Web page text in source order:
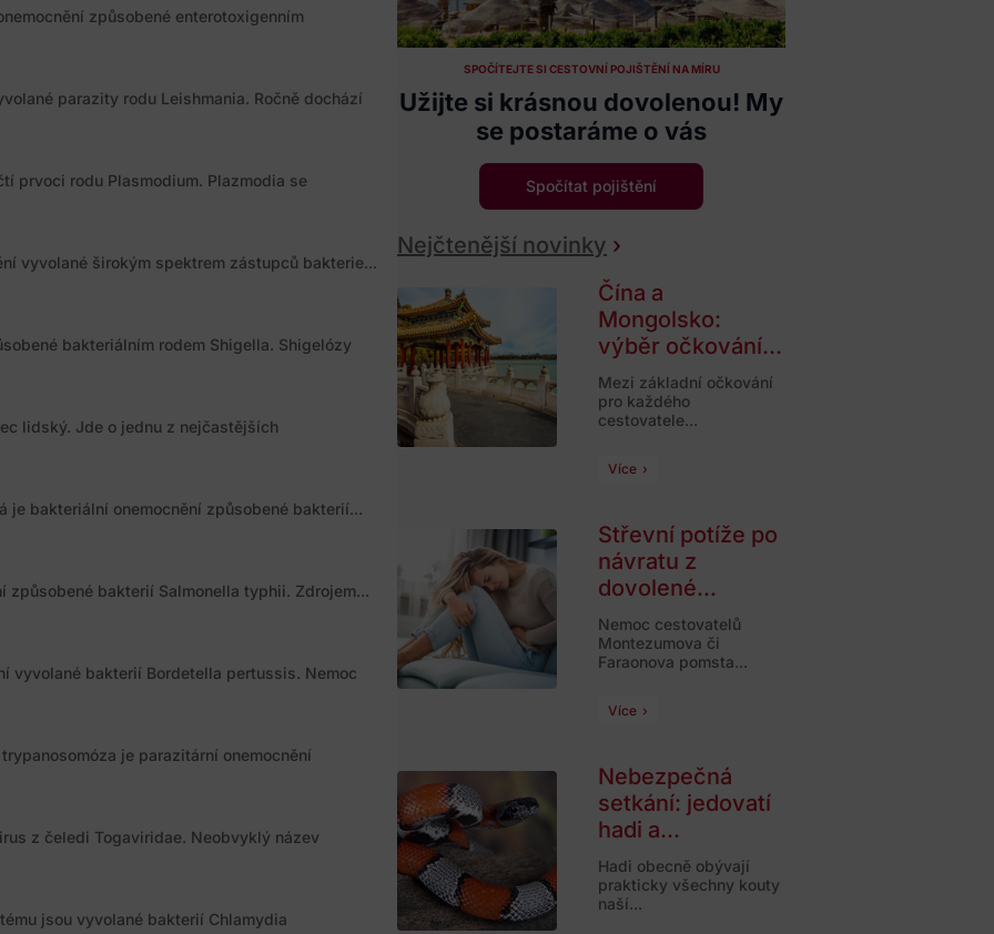
způsobené enterotoxigenním
parazity rodu Leishmania. Ročně dochází
prvoci rodu Plasmodium. Plazmodia se
vyvolané širokým spektrem zástupců bakterie...
bakteriálním rodem Shigella. Shigelózy
lidský. Jde o jednu z nejčastějších
je bakteriální onemocnění způsobené bakterií...
způsobené bakterií Salmonella typhii. Zdrojem...
vyvolané bakterií Bordetella pertussis. Nemoc
je parazitární onemocnění
z čeledi Togaviridae. Neobvyklý název
jsou vyvolané bakterií Chlamydia
SPOČÍTEJTE SI CESTOVNÍ POJIŠTĚNÍ NA MÍRU
Užijte si krásnou dovolenou! My
se postaráme o vás
Spočítat pojištění
Nejčtenější novinky
Čína a
Mongolsko:
výběr očkování...
Mezi základní očkování
pro každého
cestovatele...
Více
Střevní potíže po
návratu z
dovolené...
Nemoc cestovatelů
Montezumova či
Faraonova pomsta...
Více
Nebezpečná
setkání: jedovatí
hadi a...
Hadi obecně obývají
prakticky všechny kouty
naší...